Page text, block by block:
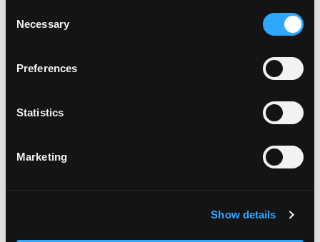
Selection
Necessary
Preferences
Statistics
Marketing
Show details
14 - 19 Giugno 2026, Vienna - Austria
meccanica del suolo e ingegneria geotecnica
è un evento di
primo livello che promuove la collaborazione traingegneri, studiosi,